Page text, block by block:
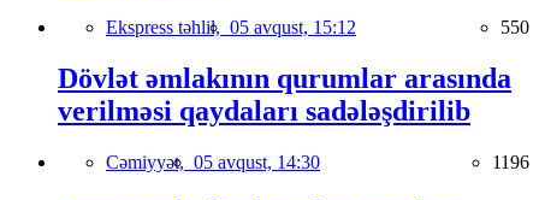
Ekspress təhlil, 05 avqust, 15:12 550
Dövlət əmlakının qurumlar arasında
verilməsi qaydaları sadələşdirilib
Cəmiyyət, 05 avqust, 14:30 1196